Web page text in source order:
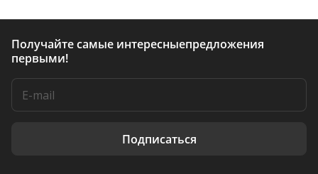
Получайте самые интересныепредложения
первыми!
Подписаться